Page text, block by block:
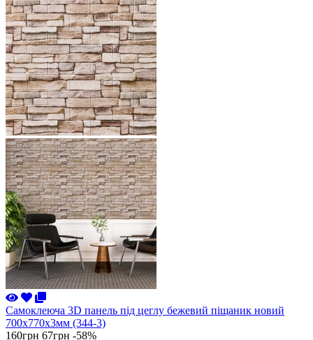
Самоклеюча 3D панель під цеглу бежевий піщаник новий
700x770x3мм (344-3)
160грн 67грн -58%